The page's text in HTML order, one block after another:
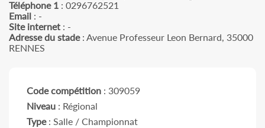
Téléphone 1 : 0296762521
Email : -
Site internet : -
Adresse du stade: Avenue Professeur Leon Bernard, 35000
RENNES
Code compétition : 309059
Niveau : Régional
Type: Salle / Championnat